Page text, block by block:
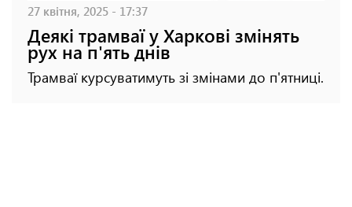
27 квітня, 2025 - 17:37
Деякі трамваї у Харкові змінять
рух на п'ять днів
Трамваї курсуватимуть зі змінами до п'ятниці.